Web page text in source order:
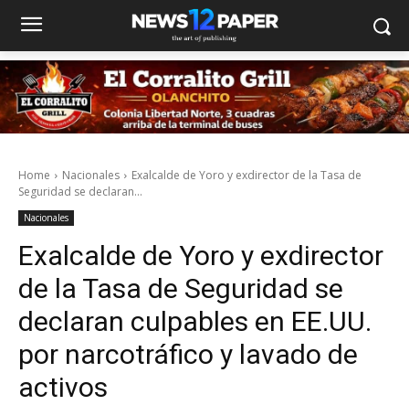
Home Nacionales
Exalcalde de Yoro y exdirector de la Tasa de
Seguridad se declaran...
Nacionales
Exalcalde de Yoro y exdirector
de la Tasa de Seguridad se
declaran culpables en EE.UU.
por narcotráfico y lavado de
activos